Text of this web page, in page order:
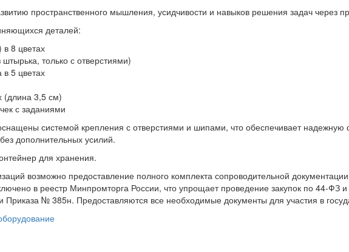
пространственного мышления, усидчивости и навыков решения задач через
деталей:
в 8 цветах
только с отверстиями)
в 5 цветах
(длина 3,5 см)
с заданиями
системой крепления с отверстиями и шипами, что обеспечивает надежную
дополнительных усилий.
для хранения.
возможно предоставление полного комплекта сопроводительной
в реестр Минпромторга России, что упрощает проведение закупок по 44-ФЗ
Приказа № 385н. Предоставляются все необходимые документы для участия в